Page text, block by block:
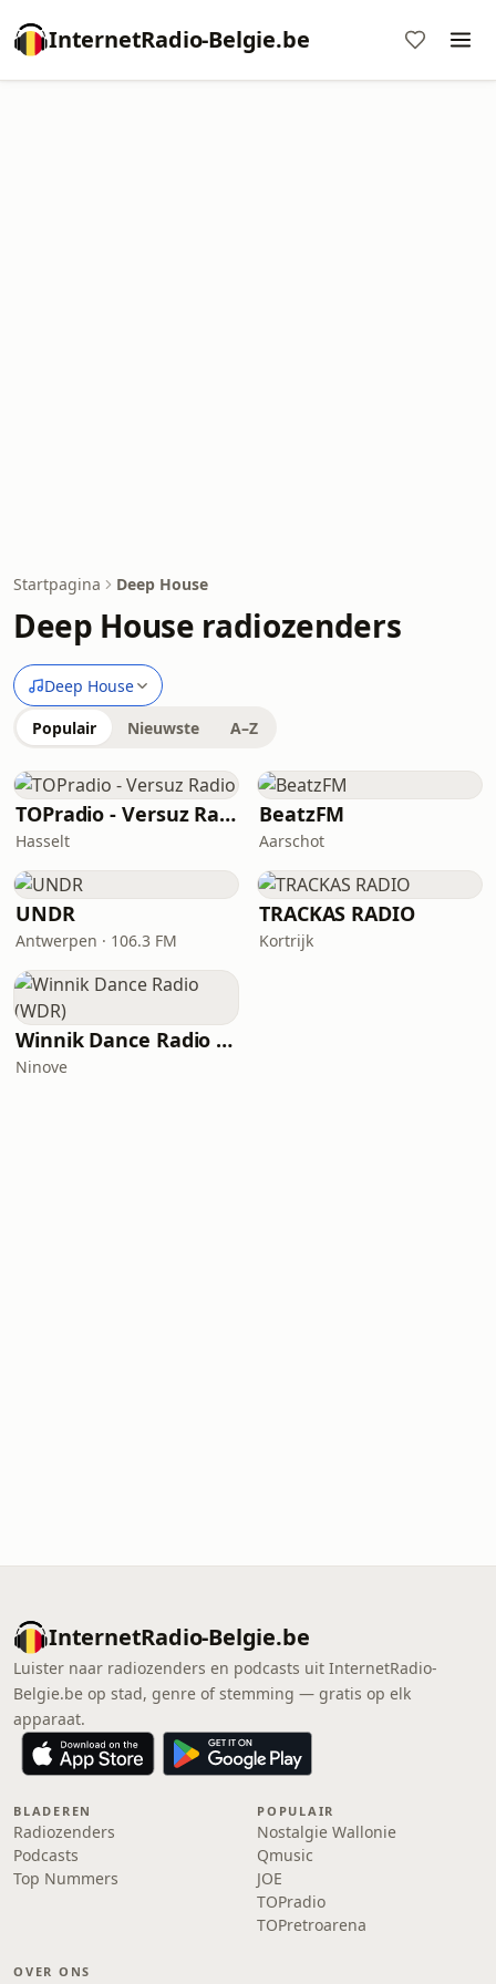
InternetRadio-Belgie.be
Startpagina Deep House
Deep House radiozenders
Deep House
Populair Nieuwste A–Z
TOPradio - Versuz Radio
Hasselt
BeatzFM
Aarschot
UNDR
Antwerpen · 106.3 FM
TRACKAS RADIO
Kortrijk
Winnik Dance Radio (WDR)
Ninove
InternetRadio-Belgie.be
Luister naar radiozenders en podcasts uit InternetRadio-
Belgie.be op stad, genre of stemming — gratis op elk
apparaat.
BLADEREN
Radiozenders
Podcasts
Top Nummers
POPULAIR
Nostalgie Wallonie
Qmusic
JOE
TOPradio
TOPretroarena
OVER ONS